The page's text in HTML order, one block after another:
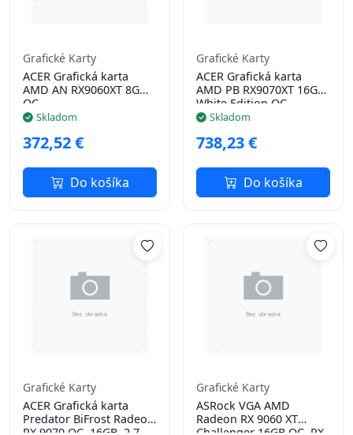
Grafické Karty
ACER Grafická karta
AMD AN RX9060XT 8G
OC
Skladom
372,52 €
Do košíka
Grafické Karty
ACER Grafická karta
AMD PB RX9070XT 16G
White Edition OC
Skladom
738,23 €
Do košíka
Grafické Karty
ACER Grafická karta
Predator BiFrost Radeon
Grafické Karty
ASRock VGA AMD
Radeon RX 9060 XT